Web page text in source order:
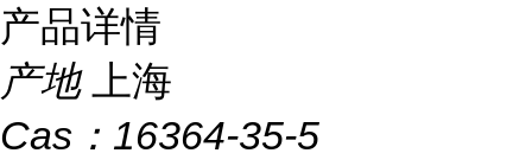
产品详情
产地
上海
Cas： 16364-35-5